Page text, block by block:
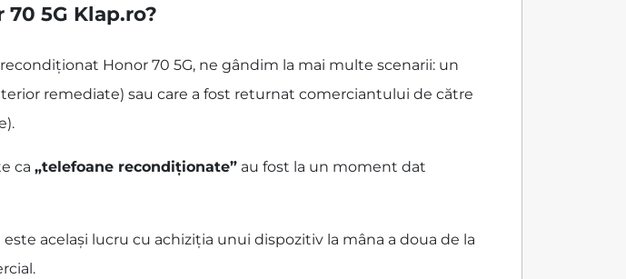
5G Klap.ro?
Honor 70 5G, ne gândim la mai multe scenarii: un
remediate) sau care a fost returnat comerciantului de către
ca „telefoane recondiționate” au fost la un moment dat
același lucru cu achiziția unui dispozitiv la mâna a doua de la